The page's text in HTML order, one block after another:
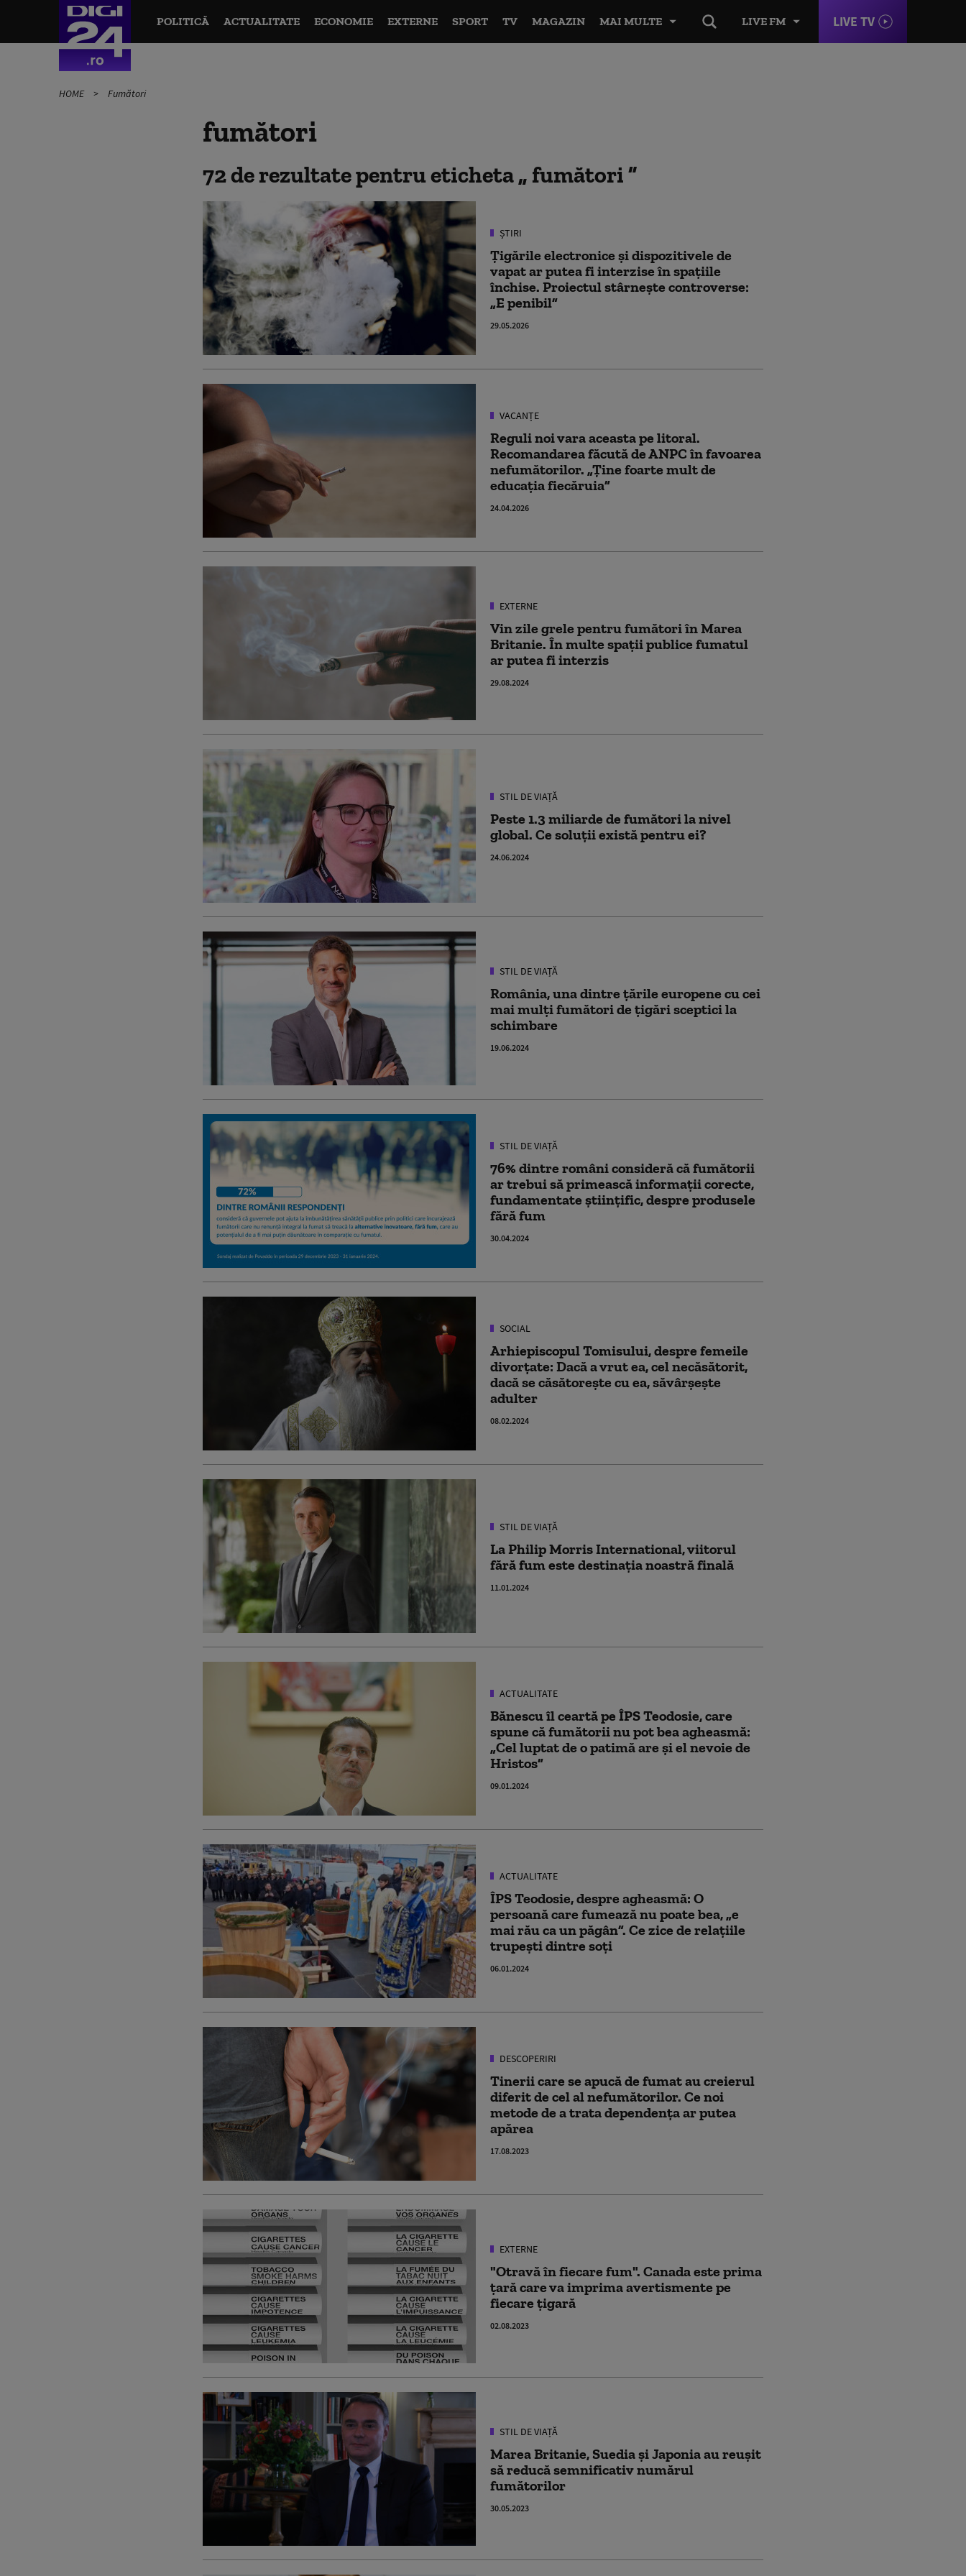
LIVE FM LIVE TV
POLITICĂ ACTUALITATE ECONOMIE EXTERNE SPORT TV MAGAZIN MAI MULTE
HOME Fumători
fumători
72 de rezultate pentru eticheta fumători
ȘTIRI
Țigările electronice și dispozitivele de
vapat ar putea fi interzise în spațiile
închise. Proiectul stârnește controverse:
„E penibil”
29.05.2026
VACANȚE
Reguli noi vara aceasta pe litoral.
Recomandarea făcută de ANPC în favoarea
nefumătorilor. „Ține foarte mult de
educația fiecăruia”
24.04.2026
EXTERNE
Vin zile grele pentru fumători în Marea
Britanie. În multe spații publice fumatul
ar putea fi interzis
29.08.2024
STIL DE VIAȚĂ
Peste 1.3 miliarde de fumători la nivel
global. Ce soluții există pentru ei?
24.06.2024
STIL DE VIAȚĂ
România, una dintre țările europene cu cei
mai mulți fumători de țigări sceptici la
schimbare
19.06.2024
STIL DE VIAȚĂ
76% dintre români consideră că fumătorii
ar trebui să primească informații corecte,
fundamentate științific, despre produsele
fără fum
30.04.2024
SOCIAL
Arhiepiscopul Tomisului, despre femeile
divorțate: Dacă a vrut ea, cel necăsătorit,
dacă se căsătorește cu ea, săvârşeşte
adulter
08.02.2024
STIL DE VIAȚĂ
La Philip Morris International, viitorul
fără fum este destinația noastră finală
11.01.2024
ACTUALITATE
Bănescu îl ceartă pe ÎPS Teodosie, care
spune că fumătorii nu pot bea agheasmă:
„Cel luptat de o patimă are și el nevoie de
Hristos”
09.01.2024
ACTUALITATE
ÎPS Teodosie, despre agheasmă: O
persoană care fumează nu poate bea, „e
mai rău ca un păgân”. Ce zice de relaţiile
trupești dintre soţi
06.01.2024
DESCOPERIRI
Tinerii care se apucă de fumat au creierul
diferit de cel al nefumătorilor. Ce noi
metode de a trata dependența ar putea
apărea
17.08.2023
EXTERNE
"Otravă în fiecare fum". Canada este prima
țară care va imprima avertismente pe
fiecare țigară
02.08.2023
STIL DE VIAȚĂ
Marea Britanie, Suedia și Japonia au reușit
să reducă semnificativ numărul
fumătorilor
30.05.2023